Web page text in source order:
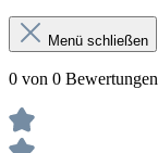
Menü schließen
0 von 0 Bewertungen